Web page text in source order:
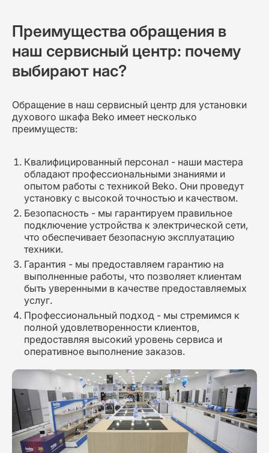
Преимущества обращения в
наш сервисный центр: почему
выбирают нас?
Обращение в наш сервисный центр для установки
духового шкафа Beko имеет несколько
преимуществ:
Квалифицированный персонал - наши мастера
обладают профессиональными знаниями и
опытом работы с техникой Beko. Они проведут
установку с высокой точностью и качеством.
Безопасность - мы гарантируем правильное
подключение устройства к электрической сети,
что обеспечивает безопасную эксплуатацию
техники.
Гарантия - мы предоставляем гарантию на
выполненные работы, что позволяет клиентам
быть уверенными в качестве предоставляемых
услуг.
Профессиональный подход - мы стремимся к
полной удовлетворенности клиентов,
предоставляя высокий уровень сервиса и
оперативное выполнение заказов.